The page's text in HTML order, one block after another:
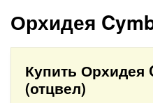
Орхидея
Купить Орхидея
(отцвел)